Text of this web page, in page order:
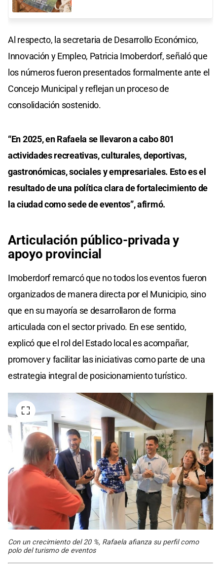
Al respecto, la secretaria de Desarrollo Económico,
Innovación y Empleo, Patricia Imoberdorf, señaló que
los números fueron presentados formalmente ante el
Concejo Municipal y reflejan un proceso de
consolidación sostenido.
“En 2025, en Rafaela se llevaron a cabo 801
actividades recreativas, culturales, deportivas,
gastronómicas, sociales y empresariales. Esto es el
resultado de una política clara de fortalecimiento de
la ciudad como sede de eventos”, afirmó.
Articulación público-privada y
apoyo provincial
Imoberdorf remarcó que no todos los eventos fueron
organizados de manera directa por el Municipio, sino
que en su mayoría se desarrollaron de forma
articulada con el sector privado. En ese sentido,
explicó que el rol del Estado local es acompañar,
promover y facilitar las iniciativas como parte de una
estrategia integral de posicionamiento turístico.
Con un crecimiento del 20 %, Rafaela afianza su perfil como
polo del turismo de eventos